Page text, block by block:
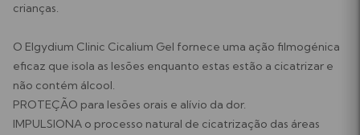
crianças.
O Elgydium Clinic Cicalium Gel fornece uma ação filmogénica
eficaz que isola as lesões enquanto estas estão a cicatrizar e
não contém álcool.
PROTEÇÃO para lesões orais e alívio da dor.
IMPULSIONA o processo natural de cicatrização das áreas